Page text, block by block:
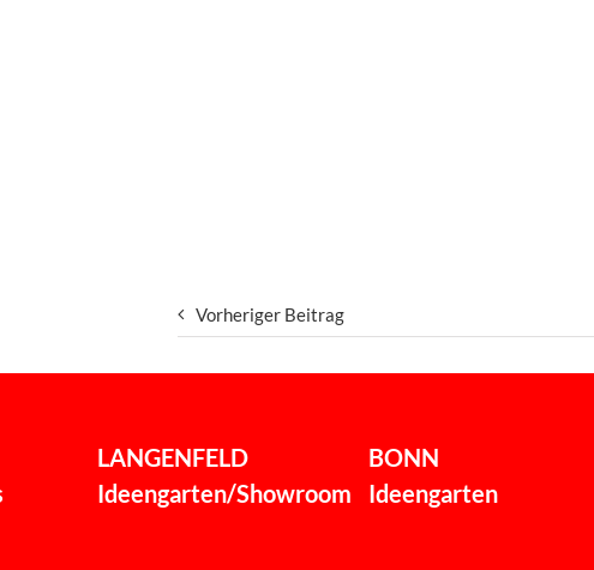
Vorheriger Beitrag
LANGENFELD
Ideengarten/Showroom
BONN
Ideengarten